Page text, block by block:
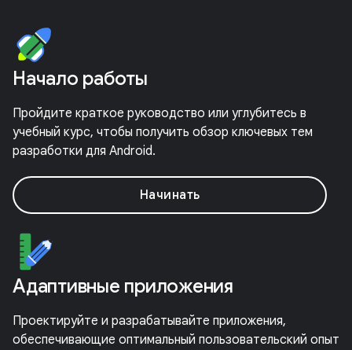
Начало работы
Пройдите краткое руководство или углубитесь в
учебный курс, чтобы получить обзор ключевых тем
разработки для Android.
Начинать
Адаптивные приложения
Проектируйте и разрабатывайте приложения,
обеспечивающие оптимальный пользовательский опыт